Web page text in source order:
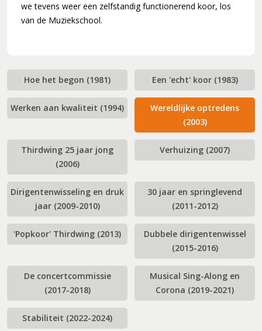
we tevens weer een zelfstandig functionerend koor, los
van de Muziekschool.
Hoe het begon (1981) Een 'echt' koor (1983)
Werken aan kwaliteit (1994)
Wereldlijke optredens
(2003)
Thirdwing 25 jaar jong
(2006)
Verhuizing (2007)
Dirigentenwisseling en druk
jaar (2009-2010)
30 jaar en springlevend
(2011-2012)
'Popkoor' Thirdwing (2013)
Dubbele dirigentenwissel
(2015-2016)
De concertcommissie
(2017-2018)
Musical Sing-Along en
Corona (2019-2021)
Stabiliteit (2022-2024)